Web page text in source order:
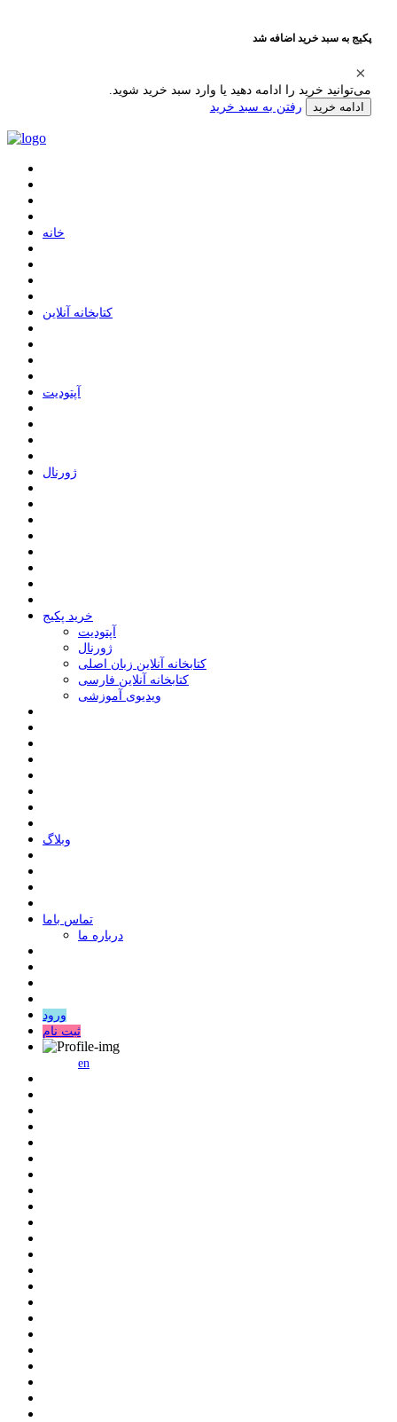
پکیج به سبد خرید اضافه شد
می‌توانید خرید را ادامه دهید یا وارد سبد خرید شوید.
ادامه خرید رفتن به سبد خرید
ﺧﺎﻧﻪ
ﮐﺘﺎﺑﺨﺎﻧﻪ ﺁﻧﻼﯾﻦ
ﺁﭘﺘﻮﺩﯾﺖ
ﮊﻭﺭﻧﺎﻝ
خرید پکیج
ﺁﭘﺘﻮﺩﯾﺖ
ﮊﻭﺭﻧﺎﻝ
کتابخانه آنلاین زبان اصلی
کتابخانه آنلاین فارسی
ویدیوی آموزشی
وبلاگ
ﺗﻤﺎﺱ ﺑﺎﻣﺎ
درباره ما
ورود
ثبت نام
en